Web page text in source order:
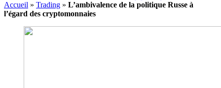
Accueil » Trading » L’ambivalence de la politique Russe à
l’égard des cryptomonnaies